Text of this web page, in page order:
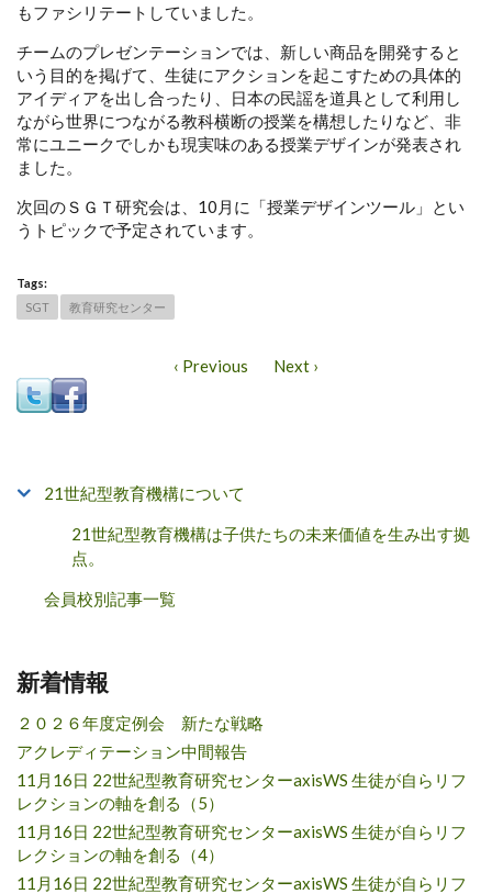
もファシリテートしていました。
チームのプレゼンテーションでは、新しい商品を開発すると
いう目的を掲げて、生徒にアクションを起こすための具体的
アイディアを出し合ったり、日本の民謡を道具として利用し
ながら世界につながる教科横断の授業を構想したりなど、非
常にユニークでしかも現実味のある授業デザインが発表され
ました。
次回のＳＧＴ研究会は、10月に「授業デザインツール」とい
うトピックで予定されています。
Tags:
SGT
教育研究センター
‹ Previous Next ›
21世紀型教育機構について
21世紀型教育機構は子供たちの未来価値を生み出す拠
点。
会員校別記事一覧
新着情報
２０２６年度定例会 新たな戦略
アクレディテーション中間報告
11月16日 22世紀型教育研究センターaxisWS 生徒が自らリフ
レクションの軸を創る（5）
11月16日 22世紀型教育研究センターaxisWS 生徒が自らリフ
レクションの軸を創る（4）
11月16日 22世紀型教育研究センターaxisWS 生徒が自らリフ